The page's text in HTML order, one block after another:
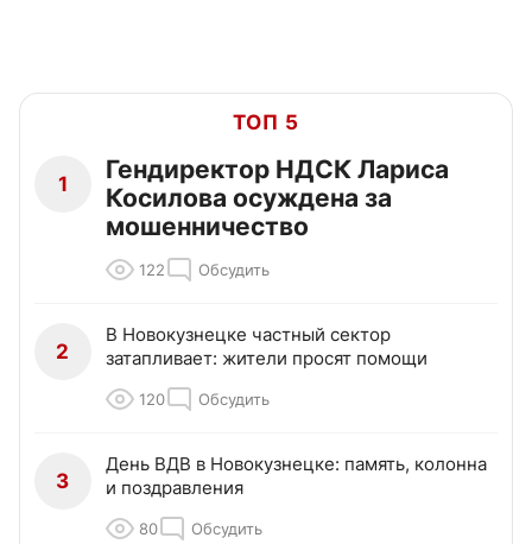
ТОП 5
1
Гендиректор НДСК Лариса
Косилова осуждена за
мошенничество
122 Обсудить
2
В Новокузнецке частный сектор
затапливает: жители просят помощи
120 Обсудить
3
День ВДВ в Новокузнецке: память, колонна
и поздравления
80 Обсудить